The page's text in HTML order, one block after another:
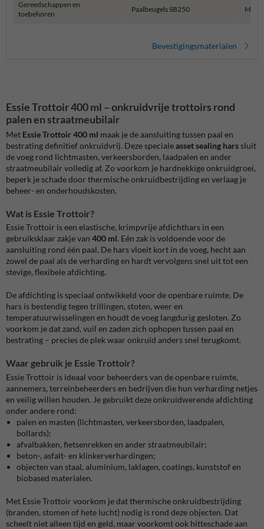
Gereedschappen en
toebehoren
Paalbeugels SB250 Muur
Bevestigingsmaterialen
Essie Trottoir 400 ml – onkruidvrije trottoirs rond
palen en straatmeubilair
Met Essie Trottoir 400 ml maak je de aansluiting tussen paal en
bestrating definitief onkruidvrij. Deze specialeasset sealing harssluit
de voeg rond lichtmasten, verkeersborden, laadpalen en ander
straatmeubilair volledig af. Zo voorkom je hardnekkige onkruidgroei,
beperk je schade door thermische onkruidbestrijding en verlaag je
beheer- en onderhoudskosten.
Wat is Essie Trottoir?
Essie Trottoir is een elastische, krimpvrije afdichthars in een
gebruiksklaar zakje van 400 ml. Eén zak is voldoende voor de
aansluiting rond één paal. De hars vloeit kort in de voeg, hecht aan
zowel de paal als de verharding en hardt vervolgens snel uit tot een
stevige, flexibele afdichting.
De afdichting is speciaal ontwikkeld voor de openbare ruimte. De
hars is bestendig tegen trillingen, stoten, weer en
temperatuurwisselingen en houdt de voeg langdurig gesloten. Zo
voorkom je dat zand, vuil en zaden zich ophopen tussen paal en
bestrating – precies de plek waar onkruid anders snel terugkomt.
Waar gebruik je Essie Trottoir?
Essie Trottoir is ideaal voor beheerders van de openbare ruimte,
aannemers, terreinbeheerders en bedrijven die hun verharding netjes
en veilig willen houden. Je gebruikt deze onkruidwerende afdichting
onder andere rond:
palen en masten (lichtmasten, verkeersborden, laadpalen,
bollards);
afvalbakken, fietsenrekken en ander straatmeubilair;
beton-, asfalt- en klinkerverhardingen;
objecten van staal, aluminium, laklagen, coatings, kunststof en
biobased materialen.
Met Essie Trottoir voorkom je dat thermische onkruidbestrijding
(branden, stomen of hete lucht) nodig is rond deze objecten. Dat
scheelt niet alleen tijd en geld, maar voorkomt ook hitteschade aan